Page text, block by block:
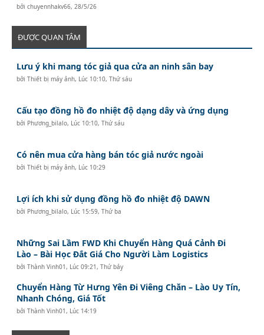
bởichuyennhakv66, 28/5/26
ĐƯỢC QUAN TÂM
Lưu ý khi mang tóc giả qua cửa an ninh sân bay
bởiThiết bị máy ảnh, Lúc 10:10, Thứ sáu
Cấu tạo đồng hồ đo nhiệt độ dạng dây và ứng dụng
bởi Phương_bilalo, Lúc 10:10, Thứ sáu
Có nên mua cửa hàng bán tóc giả nước ngoài
bởiThiết bị máy ảnh, Lúc 10:29
Lợi ích khi sử dụng đồng hồ đo nhiệt độ DAWN
bởi Phương_bilalo, Lúc 15:59, Thứ ba
Những Sai Lầm FWD Khi Chuyển Hàng Quá Cảnh Đi
Lào – Bài Học Đắt Giá Cho Người Làm Logistics
bởiThành Vinh01 , Lúc 09:21, Thứ bảy
Chuyển Hàng Từ Hưng Yên Đi Viêng Chăn – Lào Uy Tín,
Nhanh Chóng, Giá Tốt
bởiThành Vinh01 , Lúc 14:19